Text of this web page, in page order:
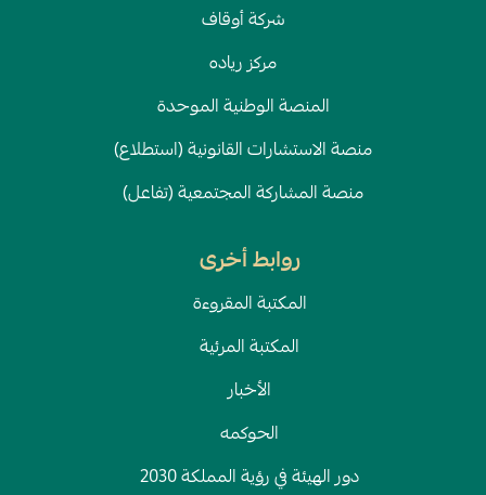
شركة أوقاف
مركز رياده
المنصة الوطنية الموحدة
منصة الاستشارات القانونية (استطلاع)
منصة المشاركة المجتمعية (تفاعل)
روابط أخرى
المكتبة المقروءة
المكتبة المرئية
الأخبار
الحوكمه
دور الهيئة في رؤية المملكة 2030